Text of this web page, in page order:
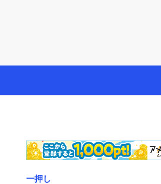
一押し